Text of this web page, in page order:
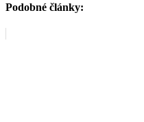
Podobné články: